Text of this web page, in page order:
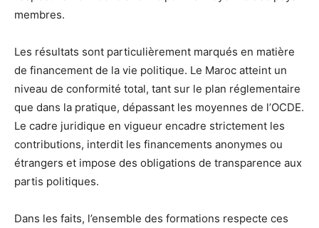
membres.
Les résultats sont particulièrement marqués en matière
de financement de la vie politique. Le Maroc atteint un
niveau de conformité total, tant sur le plan réglementaire
que dans la pratique, dépassant les moyennes de l’OCDE.
Le cadre juridique en vigueur encadre strictement les
contributions, interdit les financements anonymes ou
étrangers et impose des obligations de transparence aux
partis politiques.
Dans les faits, l’ensemble des formations respecte ces